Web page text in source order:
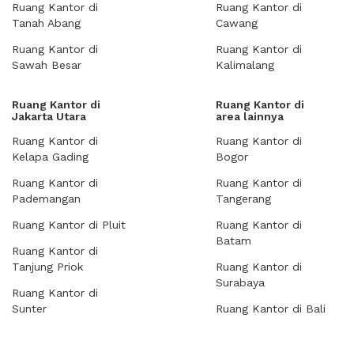
Ruang Kantor di
Tanah Abang
Ruang Kantor di
Sawah Besar
Ruang Kantor di
Cawang
Ruang Kantor di
Kalimalang
Ruang Kantor di
Jakarta Utara
Ruang Kantor di
Kelapa Gading
Ruang Kantor di
Pademangan
Ruang Kantor di Pluit
Ruang Kantor di
Tanjung Priok
Ruang Kantor di
Sunter
Ruang Kantor di
area lainnya
Ruang Kantor di
Bogor
Ruang Kantor di
Tangerang
Ruang Kantor di
Batam
Ruang Kantor di
Surabaya
Ruang Kantor di Bali